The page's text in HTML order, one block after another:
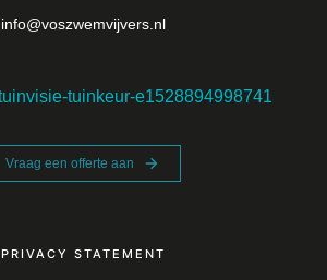
info@voszwemvijvers.nl
Vraag een offerte aan
PRIVACY STATEMENT